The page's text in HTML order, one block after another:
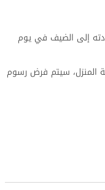
إلى الضيف في يوم
المنزل، سيتم فرض رسوم